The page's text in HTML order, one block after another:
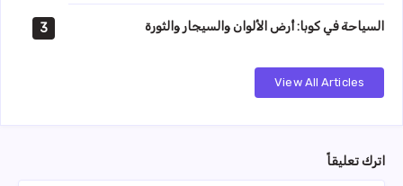
3 السياحة في كوبا: أرض الألوان والسيجار والثورة
View All Articles
اترك تعليقاً